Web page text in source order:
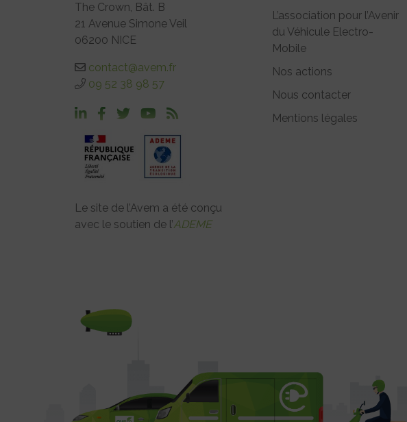
The Crown, Bât. B
21 Avenue Simone Veil
06200 NICE
contact@avem.fr
09 52 38 98 57
Le site de l’Avem a été conçu
avec le soutien de l’ADEME
L’association pour l’Avenir
du Véhicule Electro-
Mobile
Nos actions
Nous contacter
Mentions légales